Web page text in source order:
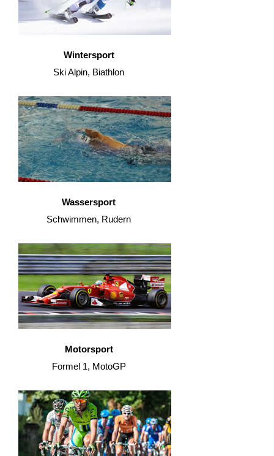
Wintersport
Ski Alpin, Biathlon
Wassersport
Schwimmen, Rudern
Motorsport
Formel 1, MotoGP